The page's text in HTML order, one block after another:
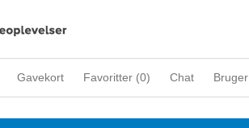
Gavekort Favoritter (0) Chat Bruger